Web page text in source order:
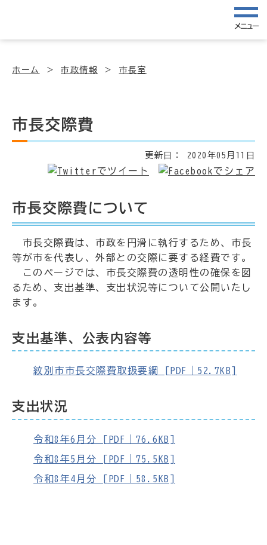
メニュー
ホーム 市政情報 市長室
市長交際費
更新日： 2020年05月11日
市長交際費について
市長交際費は、市政を円滑に執行するため、市長
等が市を代表し、外部との交際に要する経費です。
このページでは、市長交際費の透明性の確保を図
るため、支出基準、支出状況等について公開いたし
ます。
支出基準、公表内容等
紋別市市長交際費取扱要綱 [PDF｜52.7KB]
支出状況
令和8年6月分 [PDF｜76.6KB]
令和8年5月分 [PDF｜75.5KB]
令和8年4月分 [PDF｜58.5KB]